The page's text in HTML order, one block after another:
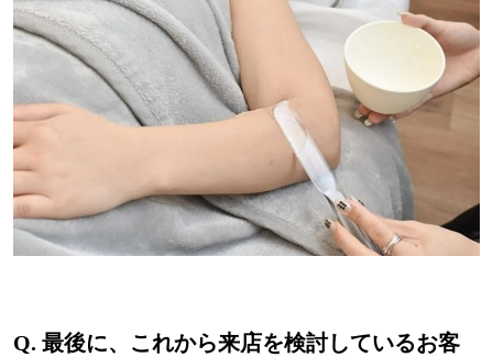
Q. 最後に、これから来店を検討しているお客